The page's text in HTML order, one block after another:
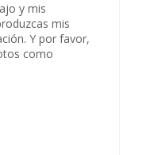
y mis
mis
Y por favor,
como